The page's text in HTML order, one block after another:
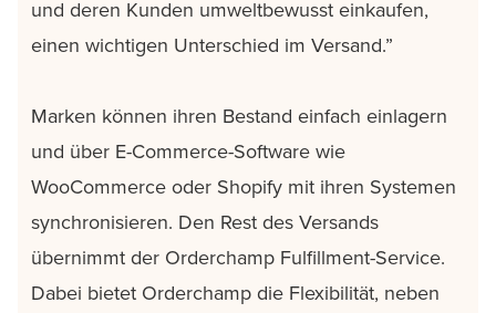
und deren Kunden umweltbewusst einkaufen,
einen wichtigen Unterschied im Versand.”
Marken können ihren Bestand einfach einlagern
und über E-Commerce-Software wie
WooCommerce oder Shopify mit ihren Systemen
synchronisieren. Den Rest des Versands
übernimmt der Orderchamp Fulfillment-Service.
Dabei bietet Orderchamp die Flexibilität, neben